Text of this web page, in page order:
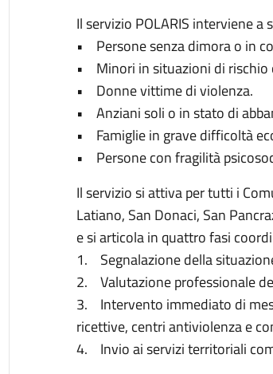
Il servizio POLARIS interviene a
• Persone senza dimora o in
• Minori in situazioni di rischio
• Donne vittime di violenza.
• Anziani soli o in stato di
• Famiglie in grave difficoltà
• Persone con fragilità
Il servizio si attiva per tutti i
Latiano, San Donaci, San
e si articola in quattro fasi
1. Segnalazione della
2. Valutazione professionale
3. Intervento immediato di
ricettive, centri antiviolenza e
4. Invio ai servizi territoriali